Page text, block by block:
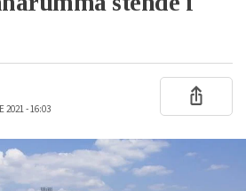
2021 - 16:03